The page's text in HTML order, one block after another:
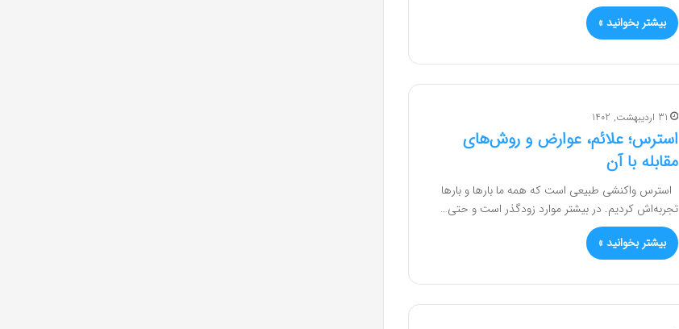
بیشتر بخوانید »
31 اردیبهشت, 1402
استرس؛ علائم، عوارض و روش‌های
مقابله با آن
استرس واکنشی طبیعی است که همه ما بارها و بارها
تجربه‌اش کردیم. در بیشتر موارد زودگذر است و حتی…
بیشتر بخوانید »